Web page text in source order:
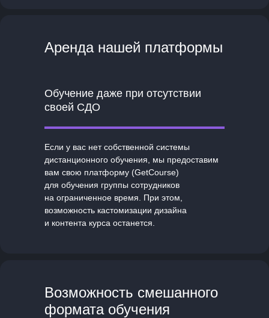
Аренда нашей платформы
Обучение даже при отсутствии
своей СДО
Если у вас нет собственной системы
дистанционного обучения, мы предоставим
вам свою платформу (GetCourse)
для обучения группы сотрудников
на ограниченное время. При этом,
возможность кастомизации дизайна
и контента курса останется.
Возможность смешанного
формата обучения